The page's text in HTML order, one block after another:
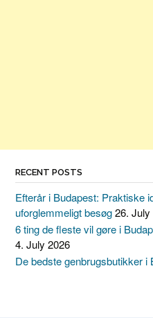
RECENT POSTS
Efterår i Budapest: Praktiske
uforglemmeligt besøg26. July
6 ting de fleste vil gøre i
4. July 2026
De bedste genbrugsbutikker i